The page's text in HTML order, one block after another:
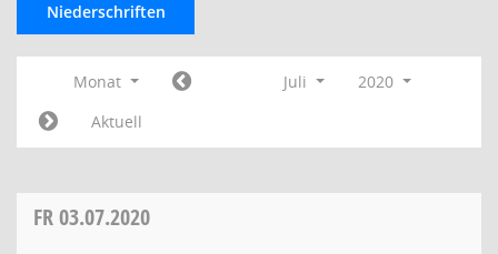
Niederschriften
Monat Juli
2020
Aktuell
FR03.07.2020